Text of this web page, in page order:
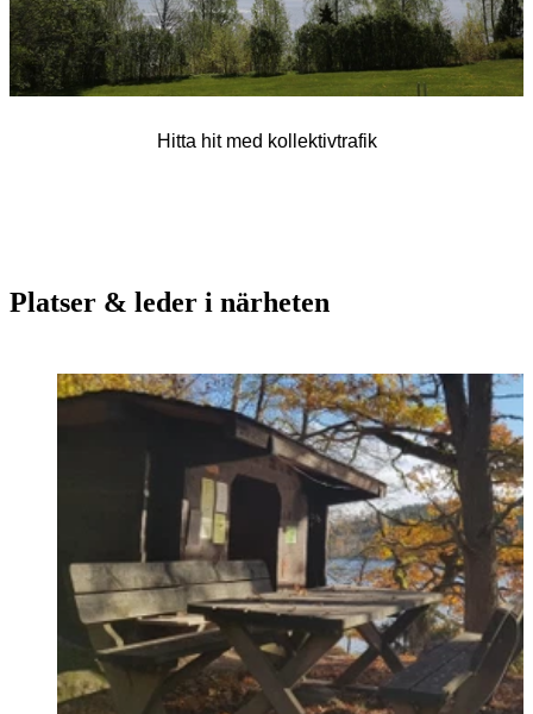
Hitta hit med kollektivtrafik
Platser & leder i närheten